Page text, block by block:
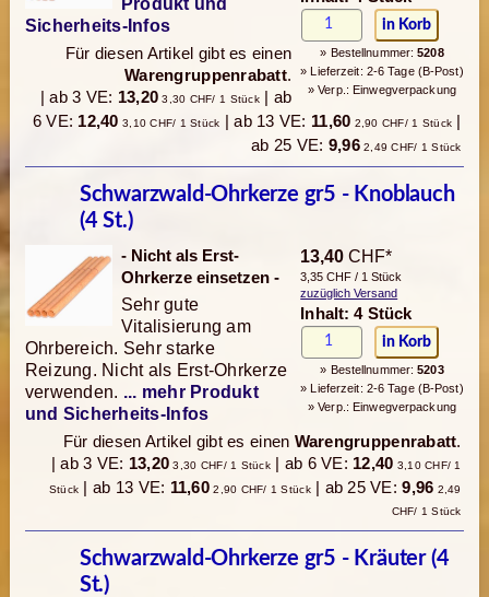
» Bestellnummer:5208
» Lieferzeit: 2-6 Tage (B-Post)
» Verp.: Einwegverpackung
Sicherheits-Infos
Für diesen Artikel gibt es einen
Warengruppenrabatt.
| ab 3 VE: 13,20 3,30 CHF/ 1 Stück| ab
6 VE: 12,40 3,10 CHF/ 1 Stück | ab 13 VE: 11,60 2,90 CHF/ 1 Stück
ab 25 VE: 9,962,49 CHF/ 1 Stück
Schwarzwald-Ohrkerze gr5 - Knoblauch
(4 St.)
13,40 CHF*
3,35 CHF / 1 Stück
zuzüglich Versand
Inhalt: 4 Stück
» Bestellnummer:5203
» Lieferzeit: 2-6 Tage (B-Post)
» Verp.: Einwegverpackung
- Nicht als Erst-
Ohrkerze einsetzen -
Sehr gute
Vitalisierung am
Ohrbereich. Sehr starke
Reizung. Nicht als Erst-Ohrkerze
verwenden. ... mehr Produkt
und Sicherheits-Infos
Für diesen Artikel gibt es einen Warengruppenrabatt.
| ab 3 VE: 13,20 3,30 CHF/ 1 Stück| ab 6 VE: 12,40 3,10 CHF/ 1
Stück
| ab 13 VE: 11,60 2,90 CHF/ 1 Stück| ab 25 VE:9,96 2,49
CHF/ 1 Stück
Schwarzwald-Ohrkerze gr5 - Kräuter (4
St.)